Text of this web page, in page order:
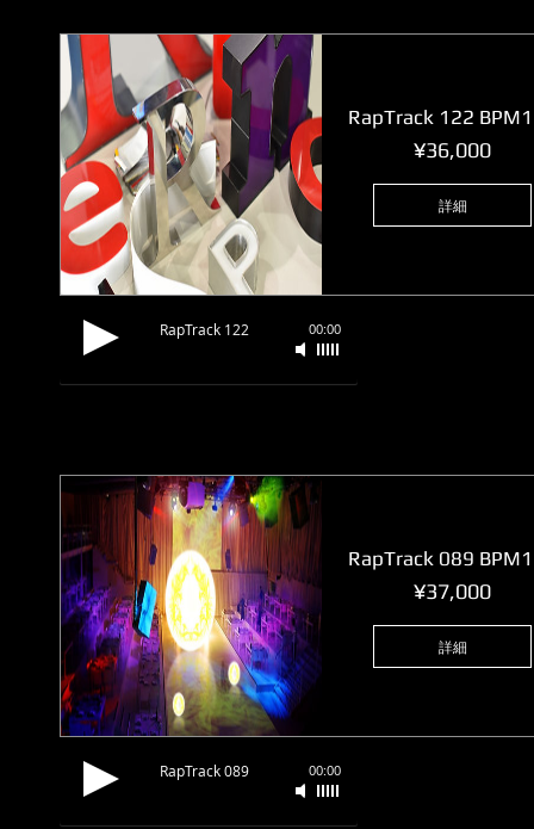
RapTrack 122
¥36,000価
詳細
RapTrack 122 00:00
RapTrack 089
¥37,000価
詳細
RapTrack 089 00:00